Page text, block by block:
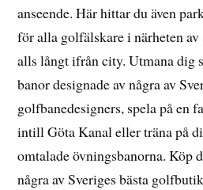
anseende. Här hittar du även
för alla golfälskare i närheten
alls långt ifrån city. Utmana dig
banor designade av några av
golfbanedesigners, spela på en
intill Göta Kanal eller träna på
omtalade övningsbanorna. Köp
några av Sveriges bästa